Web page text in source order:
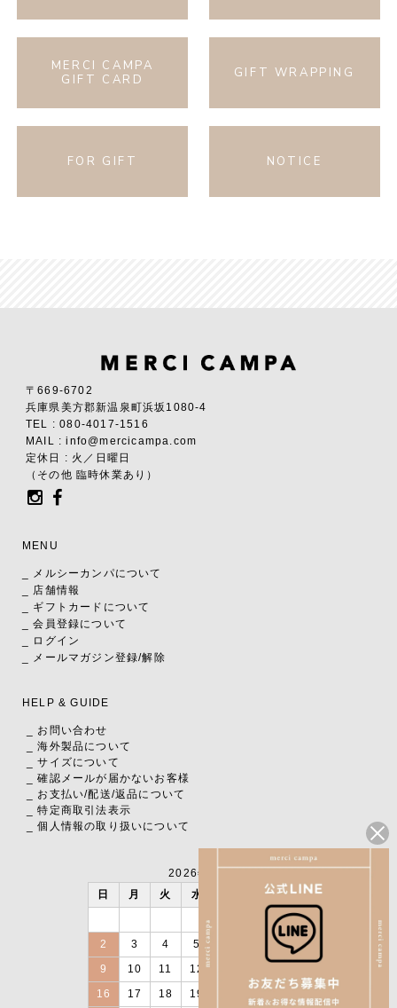
MERCI CAMPA
GIFT CARD
GIFT WRAPPING
FOR GIFT NOTICE
〒669-6702
兵庫県美方郡新温泉町浜坂1080-4
TEL : 080-4017-1516
MAIL : info@mercicampa.com
定休日 : 火／日曜日
（その他 臨時休業あり）
MENU
_ メルシーカンパについて
_ 店舗情報
_ ギフトカードについて
_ 会員登録について
_ ログイン
_ メールマガジン登録/解除
HELP & GUIDE
_ お問い合わせ
_ 海外製品について
_ サイズについて
_ 確認メールが届かないお客様
_ お支払い/配送/返品について
_ 特定商取引法表示
_ 個人情報の取り扱いについて
2026年8月
日
月 火 水 金
土
1
2
3 4 5
8
9
10 11 12
16
17 18 19